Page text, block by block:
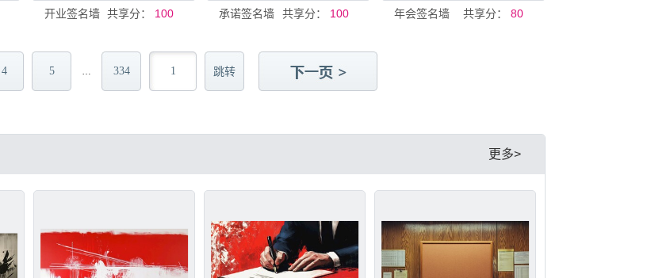
开业签名墙 共享分： 100 承诺签名墙 共享分： 100 年会签名墙 共享分： 80
4 5 … 334
更多>